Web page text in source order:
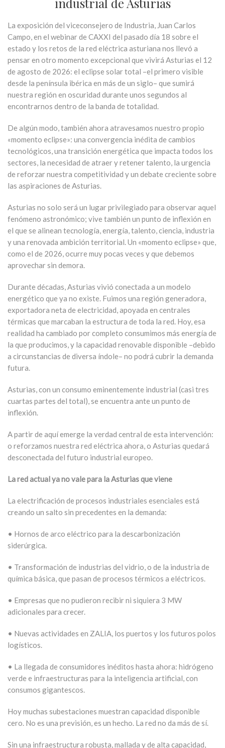
La exposición del viceconsejero de Industria, Juan Carlos
Campo, en el webinar de CAXXI del pasado día 18 sobre el
estado y los retos de la red eléctrica asturiana nos llevó a
pensar en otro momento excepcional que vivirá Asturias el 12
de agosto de 2026: el eclipse solar total –el primero visible
desde la península ibérica en más de un siglo– que sumirá
nuestra región en oscuridad durante unos segundos al
encontrarnos dentro de la banda de totalidad.
De algún modo, también ahora atravesamos nuestro propio
«momento eclipse»: una convergencia inédita de cambios
tecnológicos, una transición energética que impacta todos los
sectores, la necesidad de atraer y retener talento, la urgencia
de reforzar nuestra competitividad y un debate creciente sobre
las aspiraciones de Asturias.
Asturias no solo será un lugar privilegiado para observar aquel
fenómeno astronómico; vive también un punto de inflexión en
el que se alinean tecnología, energía, talento, ciencia, industria
y una renovada ambición territorial. Un «momento eclipse» que,
como el de 2026, ocurre muy pocas veces y que debemos
aprovechar sin demora.
Durante décadas, Asturias vivió conectada a un modelo
energético que ya no existe. Fuimos una región generadora,
exportadora neta de electricidad, apoyada en centrales
térmicas que marcaban la estructura de toda la red. Hoy, esa
realidad ha cambiado por completo consumimos más energía de
la que producimos, y la capacidad renovable disponible –debido
a circunstancias de diversa índole– no podrá cubrir la demanda
futura.
Asturias, con un consumo eminentemente industrial (casi tres
cuartas partes del total), se encuentra ante un punto de
inflexión.
A partir de aquí emerge la verdad central de esta intervención:
o reforzamos nuestra red eléctrica ahora, o Asturias quedará
desconectada del futuro industrial europeo.
La red actual ya no vale para la Asturias que viene
La electrificación de procesos industriales esenciales está
creando un salto sin precedentes en la demanda:
• Hornos de arco eléctrico para la descarbonización
siderúrgica.
• Transformación de industrias del vidrio, o de la industria de
química básica, que pasan de procesos térmicos a eléctricos.
• Empresas que no pudieron recibir ni siquiera 3 MW
adicionales para crecer.
• Nuevas actividades en ZALIA, los puertos y los futuros polos
logísticos.
• La llegada de consumidores inéditos hasta ahora: hidrógeno
verde e infraestructuras para la inteligencia artificial, con
consumos gigantescos.
Hoy muchas subestaciones muestran capacidad disponible
cero. No es una previsión, es un hecho. La red no da más de sí.
Sin una infraestructura robusta, mallada y de alta capacidad,